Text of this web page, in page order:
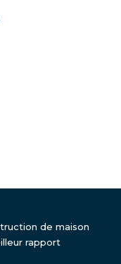
de maison
rapport